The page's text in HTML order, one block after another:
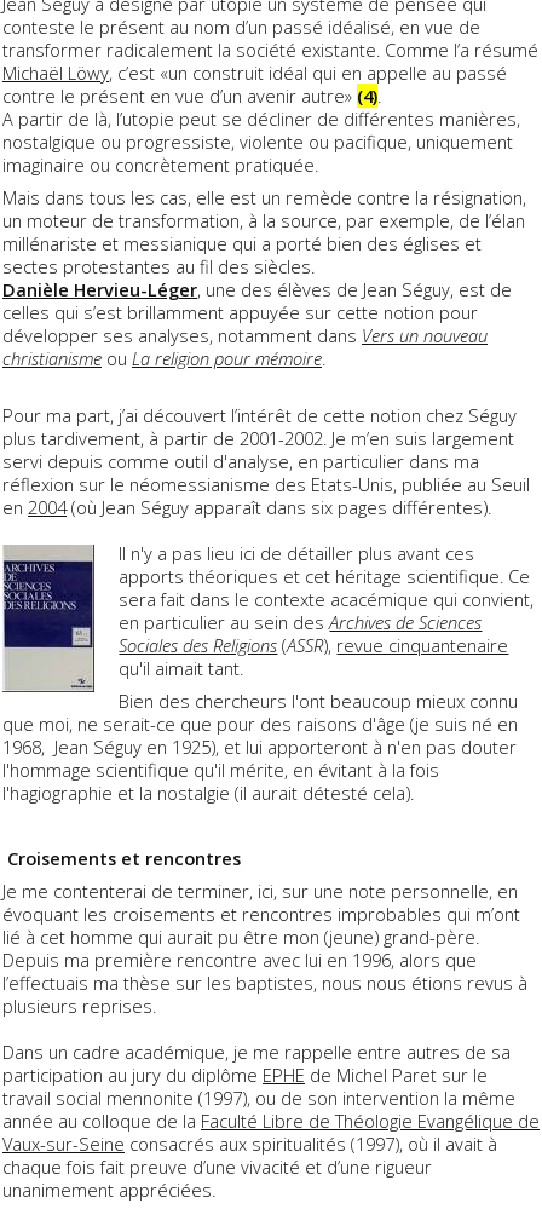
conteste le présent au nom d’un passé idéalisé, en vue de
transformer radicalement la société existante. Comme l’a résumé
Michaël Löwy, c’est «un construit idéal qui en appelle au passé
contre le présent en vue d’un avenir autre» (4).
A partir de là, l’utopie peut se décliner de différentes manières,
nostalgique ou progressiste, violente ou pacifique, uniquement
imaginaire ou concrètement pratiquée.
Mais dans tous les cas, elle est un remède contre la résignation,
un moteur de transformation, à la source, par exemple, de l’élan
millénariste et messianique qui a porté bien des églises et
sectes protestantes au fil des siècles.
Danièle Hervieu-Léger, une des élèves de Jean Séguy, est de
celles qui s’est brillamment appuyée sur cette notion pour
développer ses analyses, notamment dans Vers un nouveau
christianisme ou La religion pour mémoire.
Pour ma part, j’ai découvert l’intérêt de cette notion chez Séguy
plus tardivement, à partir de 2001-2002. Je m’en suis largement
servi depuis comme outil d'analyse, en particulier dans ma
réflexion sur le néomessianisme des Etats-Unis, publiée au Seuil
en 2004(où Jean Séguy apparaît dans six pages différentes).
Il n'y a pas lieu ici de détailler plus avant ces
apports théoriques et cet héritage scientifique. Ce
sera fait dans le contexte acacémique qui convient,
en particulier au sein desArchives de Sciences
Sociales des Religions (ASSR), revue cinquantenaire
qu'il aimait tant.
Bien des chercheurs l'ont beaucoup mieux connu
que moi, ne serait-ce que pour des raisons d'âge (je suis né en
1968, Jean Séguy en 1925), et lui apporteront à n'en pas douter
l'hommage scientifique qu'il mérite, en évitant à la fois
l'hagiographie et la nostalgie (il aurait détesté cela).
Croisements et rencontres
Je me contenterai de terminer, ici, sur une note personnelle, en
évoquant les croisements et rencontres improbables qui m’ont
lié à cet homme qui aurait pu être mon (jeune) grand-père.
Depuis ma première rencontre avec lui en 1996, alors que
l’effectuais ma thèse sur les baptistes, nous nous étions revus à
plusieurs reprises.
Dans un cadre académique, je me rappelle entre autres de sa
participation au jury du diplôme EPHE de Michel Paret sur le
travail social mennonite (1997), ou de son intervention la même
année au colloque de la Faculté Libre de Théologie Evangélique de
Vaux-sur-Seine consacrés aux spiritualités (1997), où il avait à
chaque fois fait preuve d’une vivacité et d’une rigueur
unanimement appréciées.